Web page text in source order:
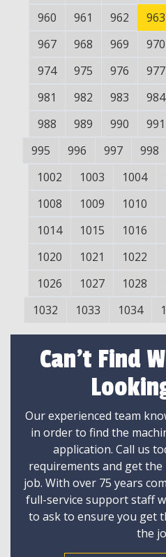
960
961 962 963
967
968 969 970
974
975 976 977
981
982 983 984
988
989 990 991
995
996 997 998
1002
1003 1004
1008
1009 1010
1014
1015 1016
1020
1021 1022
1026
1027 1028
1032
1033 1034
Can't Find
Our experienced team
in order to find the
application. Call us
requirements and get
job. With over 75 years
full-service support staff
to ask to ensure you get
the